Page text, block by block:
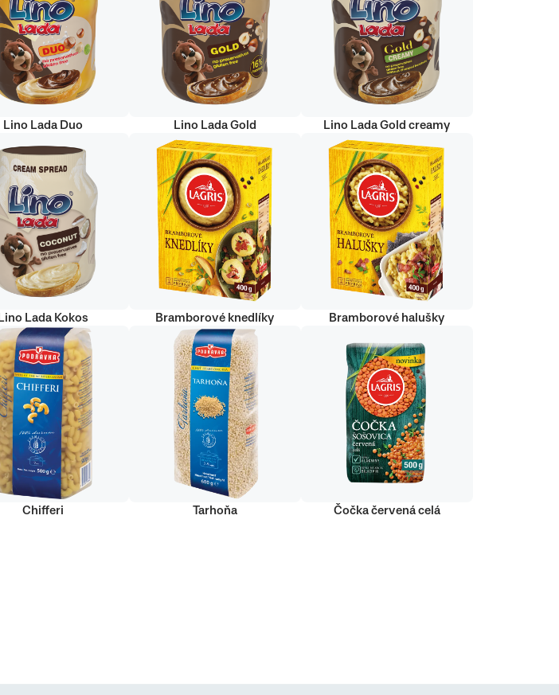
Lino Lada Duo Lino Lada Gold Lino Lada Gold creamy
Lino Lada Kokos Bramborové knedlíky Bramborové halušky
Chifferi Tarhoňa Čočka červená celá